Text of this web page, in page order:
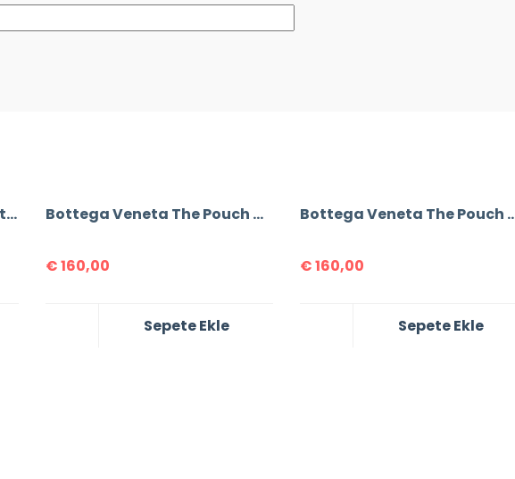
Bottega Casette Frinqed İntrecclo Bag Bottega Veneta The Pouch Mini Bag
€160,00
Sepete Ekle
Bottega
€160,00
Sepete Ekle